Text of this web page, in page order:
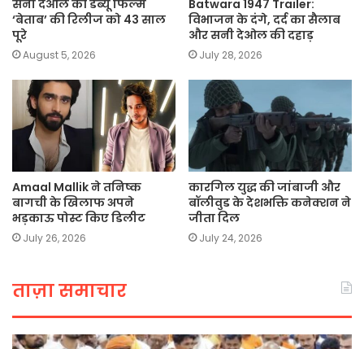
सनी देओल की डेब्यू फिल्म
‘बेताब’ की रिलीज को 43 साल
पूरे
August 5, 2026
Batwara 1947 Trailer:
विभाजन के दंगे, दर्द का सैलाब
और सनी देओल की दहाड़
July 28, 2026
Amaal Mallik ने तनिष्क
बागची के खिलाफ अपने
भड़काऊ पोस्ट किए डिलीट
July 26, 2026
कारगिल युद्ध की जांबाजी और
बॉलीवुड के देशभक्ति कनेक्शन ने
जीता दिल
July 24, 2026
ताज़ा समाचार